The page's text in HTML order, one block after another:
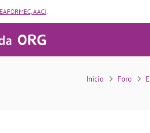
AACI.
Regla adelantada o sangrado de
Inicio Foro